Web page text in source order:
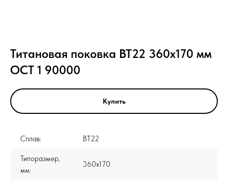
Титановая поковка ВТ22 360x170 мм
ОСТ 1 90000
Купить
Сплав: ВТ22
Типоразмер,
мм:
360x170